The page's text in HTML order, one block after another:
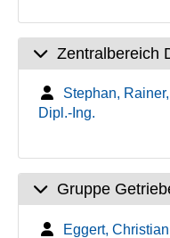
Zentralbereich
Stephan, Rainer,
Dipl.-Ing.
Gruppe
Eggert,